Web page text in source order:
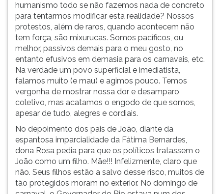
humanismo todo se não fazemos nada de concreto
para tentarmos modificar esta realidade? Nossos
protestos, além de raros, quando acontecem não
tem força, são mixurucas. Somos pacíficos, ou
melhor, passivos demais para o meu gosto, no
entanto efusivos em demasia para os carnavais, etc.
Na verdade um povo superficial e imediatista,
falamos muito (e mau) e agimos pouco. Temos
vergonha de mostrar nossa dor e desamparo
coletivo, mas acatamos o engodo de que somos,
apesar de tudo, alegres e cordiais.
No depoimento dos pais de João, diante da
espantosa imparcialidade da Fátima Bernardes,
dona Rosa pedia para que os políticos tratassem o
João como um filho. Mãe!!! Infelizmente, claro que
não. Seus filhos estão a salvo desse risco, muitos de
tão protegidos moram no exterior. No domingo de